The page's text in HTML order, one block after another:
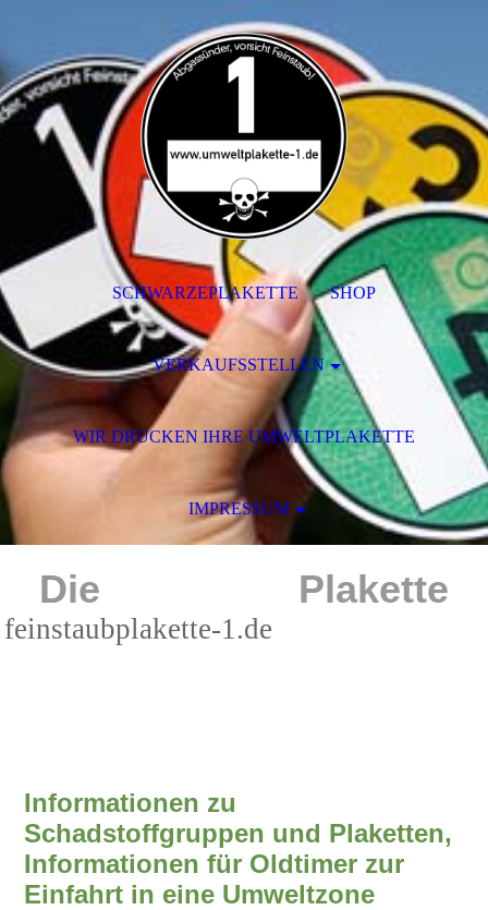
Die Plakette
feinstaubplakette-1.de
Informationen zu
Schadstoffgruppen und Plaketten,
Informationen für Oldtimer zur
Einfahrt in eine Umweltzone
SCHWARZEPLAKETTE SHOP
VERKAUFSSTELLEN
WIR DRUCKEN IHRE UMWELTPLAKETTE
IMPRESSUM